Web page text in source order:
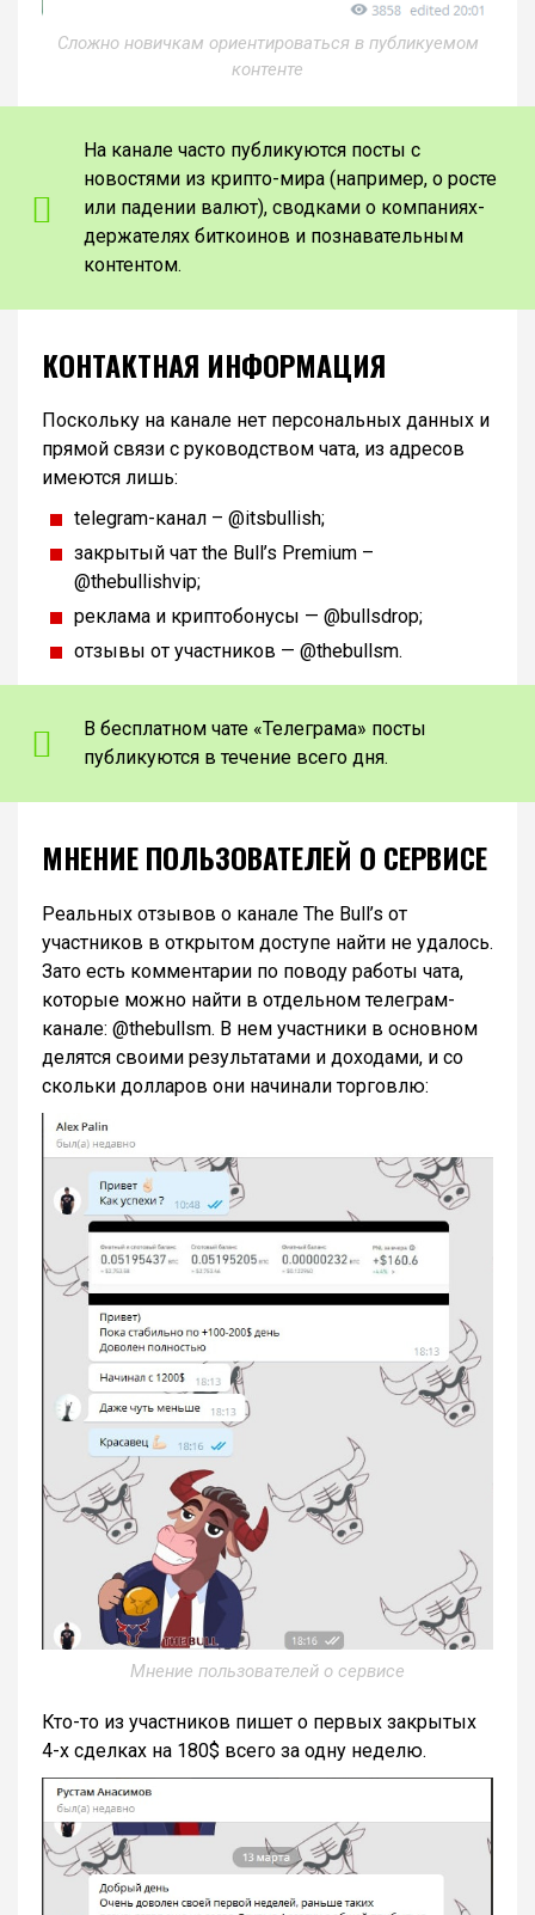
Сложно новичкам ориентироваться в публикуемом
контенте
На канале часто публикуются посты с
новостями из крипто-мира (например, о росте
или падении валют), сводками о компаниях-
держателях биткоинов и познавательным
контентом.
КОНТАКТНАЯ ИНФОРМАЦИЯ
Поскольку на канале нет персональных данных и
прямой связи с руководством чата, из адресов
имеются лишь:
telegram-канал – @itsbullish;
закрытый чат the Bull’s Premium –
@thebullishvip;
реклама и криптобонусы — @bullsdrop;
отзывы от участников — @thebullsm.
В бесплатном чате «Телеграма» посты
публикуются в течение всего дня.
МНЕНИЕ ПОЛЬЗОВАТЕЛЕЙ О СЕРВИСЕ
Реальных отзывов о канале The Bull’s от
участников в открытом доступе найти не удалось.
Зато есть комментарии по поводу работы чата,
которые можно найти в отдельном телеграм-
канале: @thebullsm. В нем участники в основном
делятся своими результатами и доходами, и со
скольки долларов они начинали торговлю:
Мнение пользователей о сервисе
Кто-то из участников пишет о первых закрытых
4-х сделках на 180$ всего за одну неделю.